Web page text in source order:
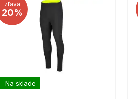
zľava
20%
Na sklade